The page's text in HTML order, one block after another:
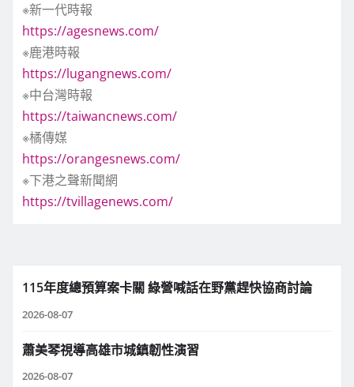
※新一代時報
https://agesnews.com/
※鹿港時報
https://lugangnews.com/
※中台灣時報
https://taiwancnews.com/
※橘傳媒
https://orangesnews.com/
※下港之聲新聞網
https://tvillagenews.com/
115年度總預算案卡關 綠營喊話在野黨趕快協商討論
2026-08-07
蕭美琴視導高雄市城鎮韌性演習
2026-08-07